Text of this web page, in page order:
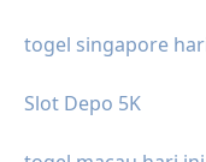
togel singapore
Slot Depo 5K